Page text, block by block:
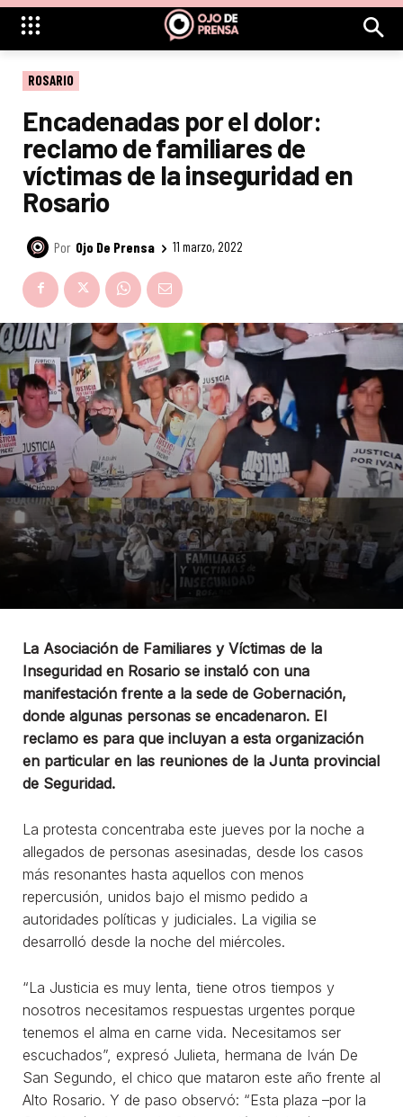
ROSARIO
Encadenadas por el dolor:
reclamo de familiares de
víctimas de la inseguridad en
Rosario
Por Ojo De Prensa 11 marzo, 2022
La Asociación de Familiares y Víctimas de la
Inseguridad en Rosario se instaló con una
manifestación frente a la sede de Gobernación,
donde algunas personas se encadenaron. El
reclamo es para que incluyan a esta organización
en particular en las reuniones de la Junta provincial
de Seguridad.
La protesta concentraba este jueves por la noche a
allegados de personas asesinadas, desde los casos
más resonantes hasta aquellos con menos
repercusión, unidos bajo el mismo pedido a
autoridades políticas y judiciales. La vigilia se
desarrolló desde la noche del miércoles.
“La Justicia es muy lenta, tiene otros tiempos y
nosotros necesitamos respuestas urgentes porque
tenemos el alma en carne vida. Necesitamos ser
escuchados”, expresó Julieta, hermana de Iván De
San Segundo, el chico que mataron este año frente al
Alto Rosario. Y de paso observó: “Esta plaza –por la